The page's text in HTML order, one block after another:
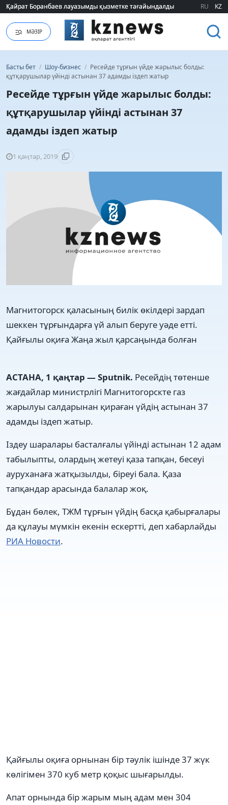
Қайрат Боранбаев лауазымды қызметке тағайындалды
Қайрат Боранбаев лауазымды қызметке тағайындалды RU KZ
МӘЗІР
Басты бет / Шоу-бизнес / Ресейде тұрғын үйде жарылыс болды:
құтқарушылар үйінді астынан 37 адамды іздеп жатыр
Ресейде тұрғын үйде жарылыс болды:
құтқарушылар үйінді астынан 37
адамды іздеп жатыр
1 қаңтар, 2019
Магнитогорск қаласының билік өкілдері зардап
шеккен тұрғындарға үй алып беруге уәде етті.
Қайғылы оқиға Жаңа жыл қарсаңында болған
АСТАНА, 1 қаңтар — Sputnik. Ресейдің төтенше
жағдайлар министрлігі Магнитогорскте газ
жарылуы салдарынан қираған үйдің астынан 37
адамды іздеп жатыр.
Іздеу шаралары басталғалы үйінді астынан 12 адам
табылыпты, олардың жетеуі қаза тапқан, бесеуі
ауруханаға жатқызылды, біреуі бала. Қаза
тапқандар арасында балалар жоқ.
Бұдан бөлек, ТЖМ тұрғын үйдің басқа қабырғалары
да құлауы мүмкін екенін ескертті, деп хабарлайды
РИА Новости.
Қайғылы оқиға орнынан бір тәулік ішінде 37 жүк
көлігімен 370 куб метр қоқыс шығарылды.
Апат орнында бір жарым мың адам мен 304